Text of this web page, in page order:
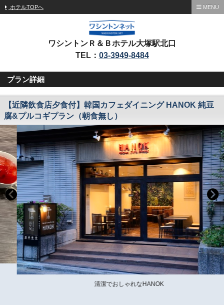
ホテルTOPへ MENU
ワシントンＲ＆Ｂホテル大塚駅北口
TEL： 03-3949-8484
プラン詳細
【近隣飲食店夕食付】韓国カフェダイニング HANOK 純豆
腐&プルコギプラン（朝食無し）
清潔でおしゃれなHANOK